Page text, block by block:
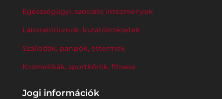
Egészségügyi, szociális intézmények
Laboratóriumok, kutatóintézetek
Szállodák, panziók, éttermek
Kozmetikák, sportkörök, fitness
Jogi információk